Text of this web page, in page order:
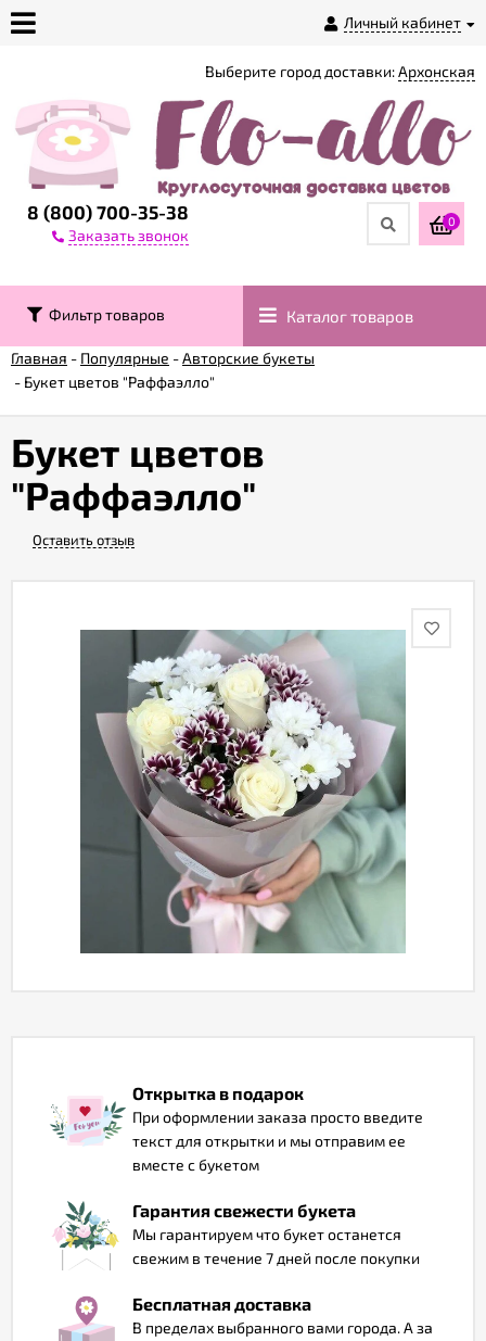
Личный кабинет
магазине
Доставка
Контакты
Возврат
Гарантии
Акции
оформить
конфиденциальности
8 (800) 700-35-38
Заказать звонок
Выберите город доставки:Архонская
0
Фильтр товаров Каталог товаров
Главная - Популярные -Авторские букеты
- Букет цветов "Раффаэлло"
Букет цветов
"Раффаэлло"
Оставить отзыв
Открытка в подарок
При оформлении заказа просто введите
текст для открытки и мы отправим ее
вместе с букетом
Гарантия свежести букета
Мы гарантируем что букет останется
свежим в течение 7 дней после покупки
Бесплатная доставка
В пределах выбранного вами города. А за